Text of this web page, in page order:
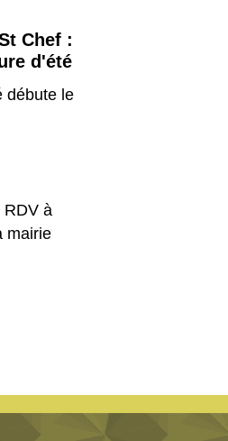
Chef :
d'été
débute le
RDV à
mairie